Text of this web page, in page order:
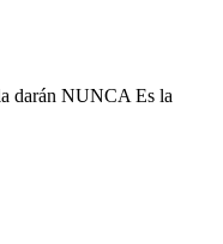
darán NUNCA Es la